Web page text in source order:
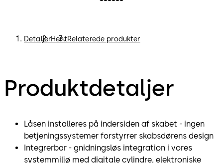
DetaljerHentRelaterede produkter
Produktdetaljer
Låsen installeres på indersiden af skabet - ingen
betjeningssystemer forstyrrer skabsdørens design
Integrerbar - gnidningsløs integration i vores
systemmiljø med digitale cylindre, elektroniske